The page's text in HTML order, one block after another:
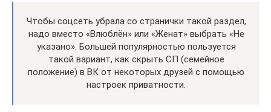
Чтобы соцсеть убрала со странички такой раздел,
надо вместо «Влюблён» или «Женат» выбрать «Не
указано». Большей популярностью пользуется
такой вариант, как скрыть СП (семейное
положение) в ВК от некоторых друзей с помощью
настроек приватности.